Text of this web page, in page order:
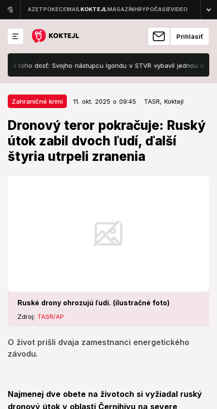
Prihlásiť
dosť: Svojho nástupcu Igondu v STVR vybavil jednou vetou
Zahraničné krimi 11. okt. 2025 o 09:45 TASR, Koktejl
Dronový teror pokračuje: Ruský
útok zabil dvoch ľudí, ďalší
štyria utrpeli zranenia
Ruské drony ohrozujú ľudí. (ilustračné foto)
Zdroj: TASR/AP
O život prišli dvaja zamestnanci energetického
závodu.
Zahraničné krimi 11. okt. 2025 o 09:45
Dronový teror pokračuje: Ruský
útok zabil dvoch ľudí, ďalší štyria
utrpeli zranenia
Najmenej dve obete na životoch si vyžiadal ruský
dronový útok v oblasti Černihivu na severe